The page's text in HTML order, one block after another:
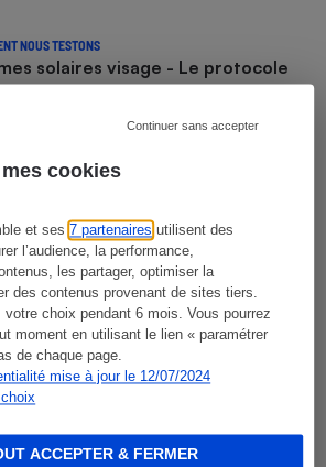
cookies
et ses7 partenaires utilisent des
l’audience, la performance,
les partager, optimiser la
des contenus provenant de sites tiers.
votre choix pendant 6 mois. Vous pourrez
moment en utilisant le lien « paramétrer
de chaque page.
mise à jour le 12/07/2024
Continuer sans accepter
ACCEPTER & FERMER
NOUS TESTONS
solaires visage - Le protocole